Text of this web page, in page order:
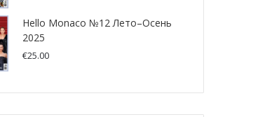
Hello Monaco №12 Лето–Осень
2025
€25.00